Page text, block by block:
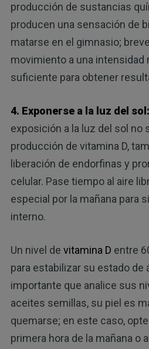
producción de sustancias
producen una sensación de
matarse en el gimnasio;
movimiento a una intensidad
suficiente para obtener
4. Exponerse a la luz del sol:
exposición a la luz del sol no
producción de vitamina D,
liberación de endorfinas y
celular. Pase tiempo al aire
especial por la mañana para
interno.
Un nivel de vitamina D entre
para estabilizar su estado de
importante que analice sus
aceites semillas, su piel es
quemarse; en este caso,
primera hora de la mañana o